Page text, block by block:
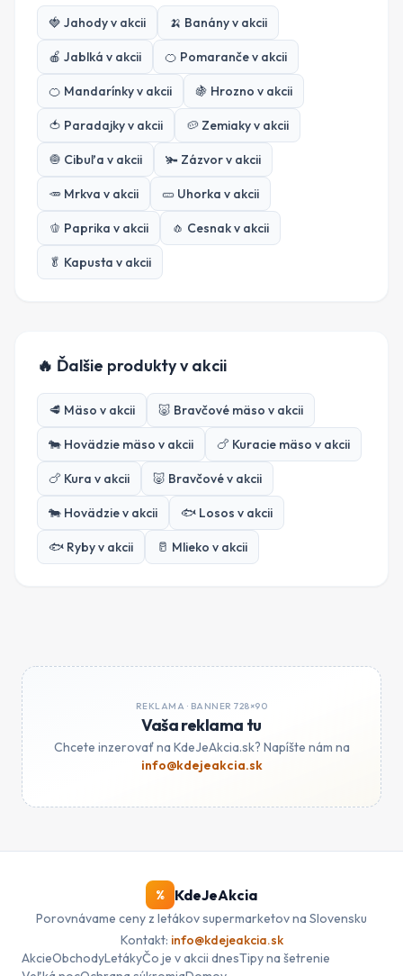
🍓 Jahodyv akcii 🍌 Banányv akcii
🍎 Jablká v akcii 🍊 Pomarančev akcii
🍊 Mandarínkyv akcii 🍇 Hrozno v akcii
🍅 Paradajkyv akcii 🥔 Zemiakyv akcii
🧅 Cibuľa v akcii 🫚 Zázvorv akcii
🥕 Mrkva v akcii 🥒 Uhorka v akcii
🫑 Paprika v akcii 🧄 Cesnakv akcii
🥬 Kapusta v akcii
🔥 Ďalšie produkty v akcii
🥩 Mäso v akcii 🐷 Bravčové mäso v akcii
🐄 Hovädzie mäso v akcii 🍗 Kuracie mäso v akcii
🍗 Kura v akcii 🐷 Bravčovév akcii
🐄 Hovädziev akcii 🐟 Losos v akcii
🐟 Rybyv akcii 🥛 Mlieko v akcii
REKLAMA · BANNER 728×90
Vaša reklama tu
Chcete inzerovať na KdeJeAkcia.sk? Napíšte nám na
info@kdejeakcia.sk
% KdeJeAkcia
Porovnávame ceny z letákov supermarketov na Slovensku
Kontakt: info@kdejeakcia.sk
AkcieObchodyLetákyČo je v akcii dnesTipy na šetrenie